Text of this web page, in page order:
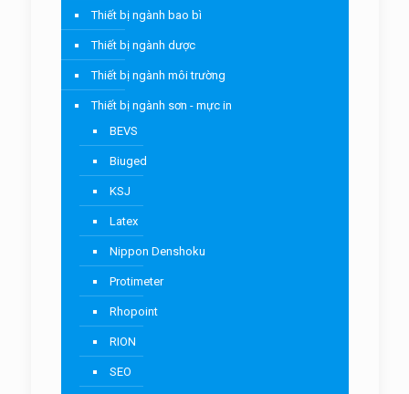
Thiết bị ngành bao bì
Thiết bị ngành dược
Thiết bị ngành môi trường
Thiết bị ngành sơn - mực in
BEVS
Biuged
KSJ
Latex
Nippon Denshoku
Protimeter
Rhopoint
RION
SEO